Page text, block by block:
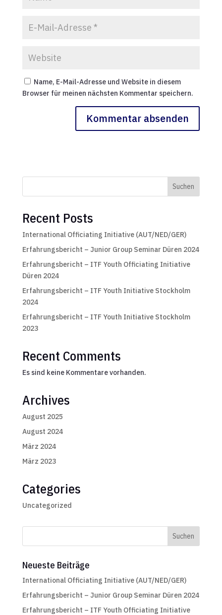
Name, E-Mail-Adresse und Website in diesem
Browser für meinen nächsten Kommentar speichern.
Suchen
Recent Posts
International Officiating Initiative (AUT/NED/GER)
Erfahrungsbericht – Junior Group Seminar Düren 2024
Erfahrungsbericht – ITF Youth Officiating Initiative
Düren 2024
Erfahrungsbericht – ITF Youth Initiative Stockholm
2024
Erfahrungsbericht – ITF Youth Initiative Stockholm
2023
Recent Comments
Es sind keine Kommentare vorhanden.
Archives
August 2025
August 2024
März 2024
März 2023
Categories
Uncategorized
Neueste Beiträge
International Officiating Initiative (AUT/NED/GER)
Erfahrungsbericht – Junior Group Seminar Düren 2024
Erfahrungsbericht – ITF Youth Officiating Initiative